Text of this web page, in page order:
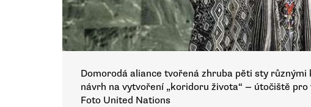
Domorodá aliance tvořená zhruba pěti sty různými
návrh na vytvoření „koridoru života“ — útočiště
Foto United Nations